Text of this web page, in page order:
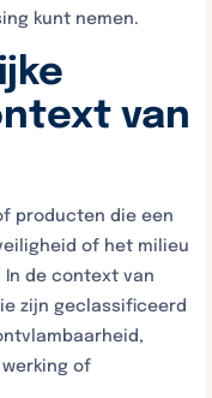
kunt nemen.
van
producten die een
of het milieu
de context van
zijn geclassificeerd
of